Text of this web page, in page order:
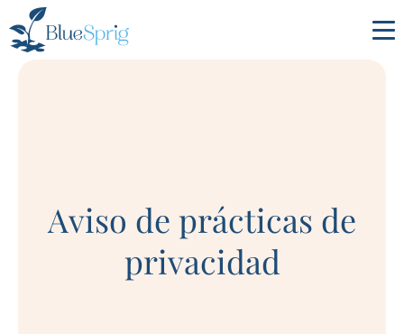
Autism
Aviso de prácticas de
privacidad